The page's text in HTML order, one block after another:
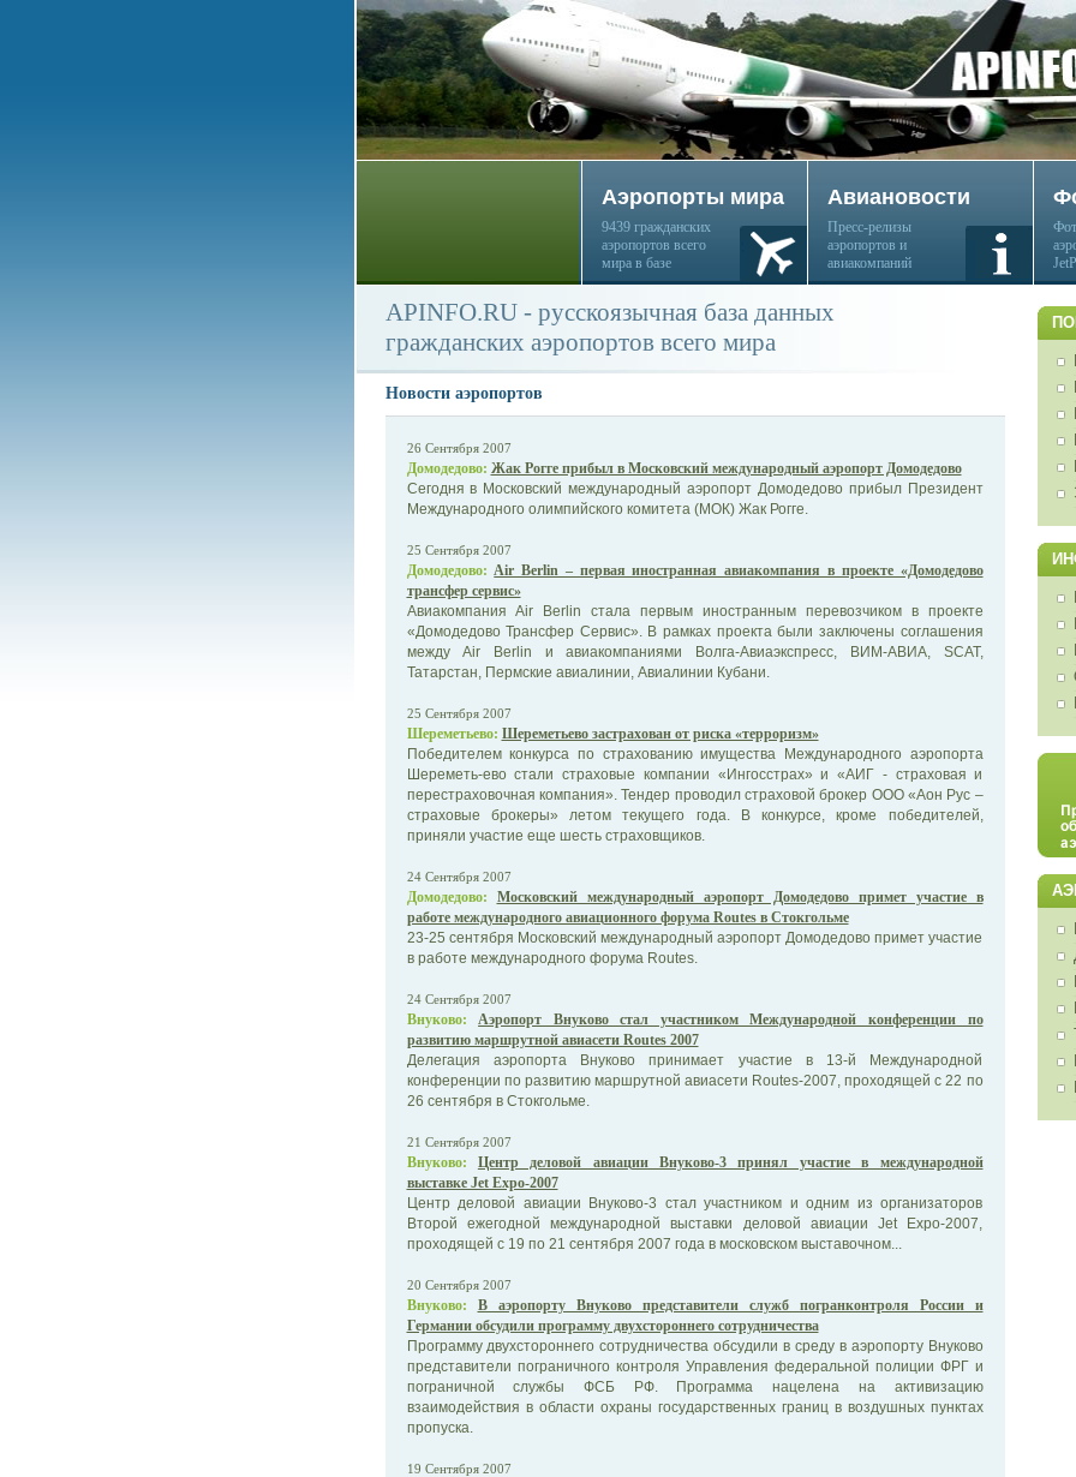
Аэропорты мира
9439 гражданских
аэропортов всего
мира в базе
Авиановости
Пресс-релизы
аэропортов и
авиакомпаний
APINFO.RU - русскоязычная база данных
гражданских аэропортов всего мира
Новости аэропортов
26 Сентября 2007
Домодедово: Жак Рогге прибыл в Московский международный аэропорт Домодедово
Сегодня в Московский международный аэропорт Домодедово прибыл Президент
Международного олимпийского комитета (МОК) Жак Рогге.
25 Сентября 2007
Домодедово: Air Berlin – первая иностранная авиакомпания в проекте «Домодедово
трансфер сервис»
Авиакомпания Air Berlin стала первым иностранным перевозчиком в проекте
«Домодедово Трансфер Сервис». В рамках проекта были заключены соглашения
между Air Berlin и авиакомпаниями Волга-Авиаэкспресс, ВИМ-АВИА, SCAT,
Татарстан, Пермские авиалинии, Авиалинии Кубани.
25 Сентября 2007
Шереметьево: Шереметьево застрахован от риска «терроризм»
Победителем конкурса по страхованию имущества Международного аэропорта
Шереметь-ево стали страховые компании «Ингосстрах» и «АИГ - страховая и
перестраховочная компания». Тендер проводил страховой брокер ООО «Аон Рус –
страховые брокеры» летом текущего года. В конкурсе, кроме победителей,
приняли участие еще шесть страховщиков.
24 Сентября 2007
Домодедово:
Московский международный аэропорт Домодедово примет участие в
работе международного авиационного форума Routes в Стокгольме
23-25 сентября Московский международный аэропорт Домодедово примет участие
в работе международного форума Routes.
24 Сентября 2007
Внуково:
Аэропорт Внуково стал участником Международной конференции по
развитию маршрутной авиасети Routes 2007
Делегация аэропорта Внуково принимает участие в 13-й Международной
конференции по развитию маршрутной авиасети Routes-2007, проходящей с 22 по
26 сентября в Стокгольме.
21 Сентября 2007
Внуково:
Центр деловой авиации Внуково-3 принял участие в международной
выставке Jet Expo-2007
Центр деловой авиации Внуково-3 стал участником и одним из организаторов
Второй ежегодной международной выставки деловой авиации Jet Expo-2007,
проходящей с 19 по 21 сентября 2007 года в московском выставочном...
20 Сентября 2007
Внуково:
В аэропорту Внуково представители служб погранконтроля России и
Германии обсудили программу двухстороннего сотрудничества
Программу двухстороннего сотрудничества обсудили в среду в аэропорту Внуково
представители пограничного контроля Управления федеральной полиции ФРГ и
пограничной службы ФСБ РФ. Программа нацелена на активизацию
взаимодействия в области охраны государственных границ в воздушных пунктах
пропуска.
19 Сентября 2007